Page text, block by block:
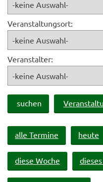
Veranstaltungsort:
Veranstalter:
suchen
alle Termine heute
diese Woche